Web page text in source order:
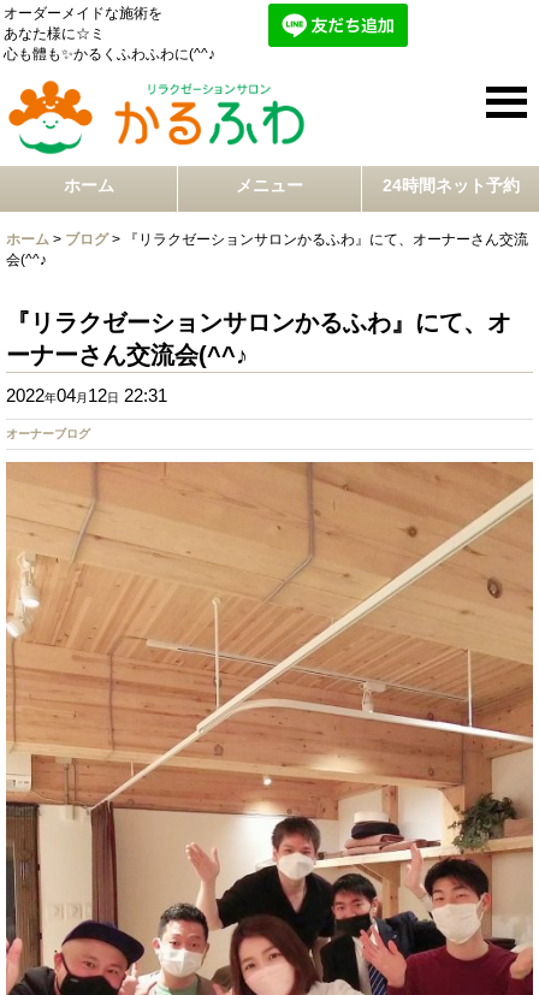
オーダーメイドな施術を
あなた様に☆ミ
心も體も✨かるくふわふわに(^^♪
ホーム メニュー 24時間ネット予約
ホーム > ブログ >
『リラクゼーションサロンかるふわ』にて、オーナーさん交流
会(^^♪
『リラクゼーションサロンかるふわ』にて、オ
ーナーさん交流会(^^♪
2022年04月 12日 22:31
オーナーブログ